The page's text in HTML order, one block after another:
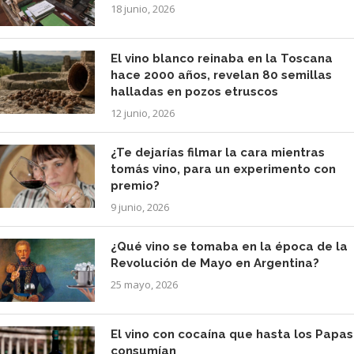
18 junio, 2026
El vino blanco reinaba en la Toscana
hace 2000 años, revelan 80 semillas
halladas en pozos etruscos
12 junio, 2026
¿Te dejarías filmar la cara mientras
tomás vino, para un experimento con
premio?
9 junio, 2026
¿Qué vino se tomaba en la época de la
Revolución de Mayo en Argentina?
25 mayo, 2026
El vino con cocaína que hasta los Papas
consumían